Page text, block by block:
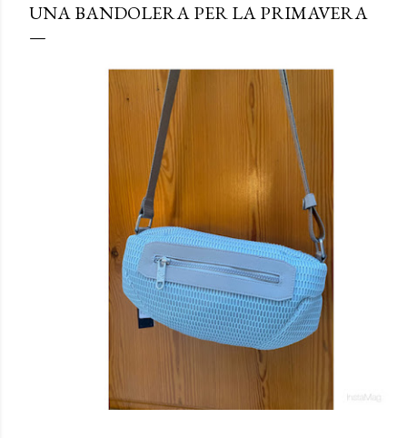
UNA BANDOLERA PER LA PRIMAVERA